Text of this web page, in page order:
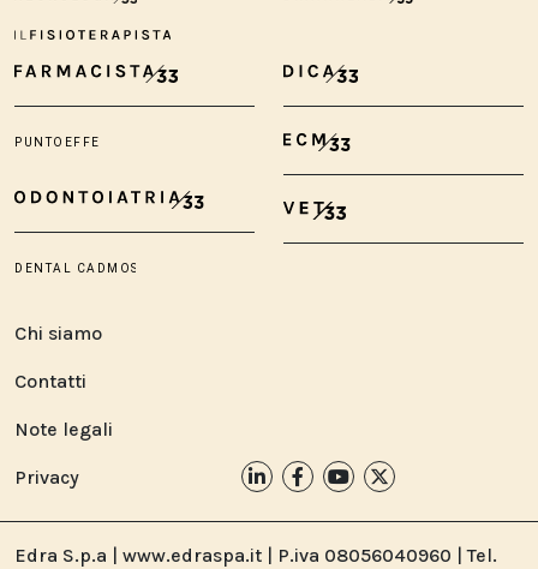
Chi siamo
Contatti
Note legali
Privacy
Edra S.p.a | www.edraspa.it | P.iva 08056040960 | Tel.